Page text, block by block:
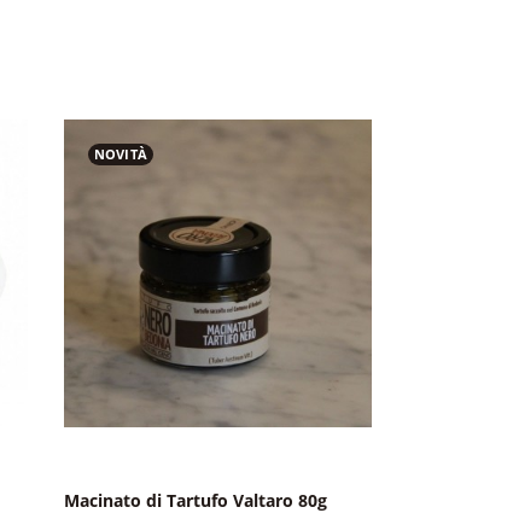
NOVITÀ
Macinato di Tartufo Valtaro 80g